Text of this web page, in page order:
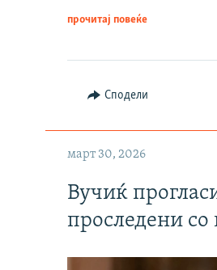
прочитај повеќе
Сподели
март 30, 2026
Вучиќ
проследени со